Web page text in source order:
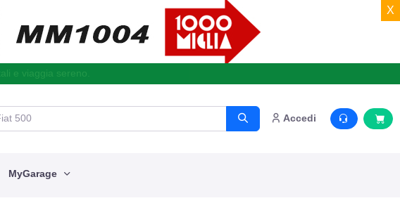
X
e viaggia sereno.
Accedi
MyGarage